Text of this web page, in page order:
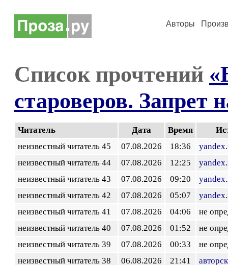
Авторы
Список прочтений
староверов. Запрет
Читатель Дата Время
неизвестный читатель 45
07.08.2026 18:36
неизвестный читатель 44
07.08.2026 12:25
неизвестный читатель 43
07.08.2026 09:20
неизвестный читатель 42
07.08.2026 05:07
неизвестный читатель 41
07.08.2026 04:06
не
неизвестный читатель 40
07.08.2026 01:52
не
неизвестный читатель 39
07.08.2026 00:33
не
неизвестный читатель 38
06.08.2026 21:41